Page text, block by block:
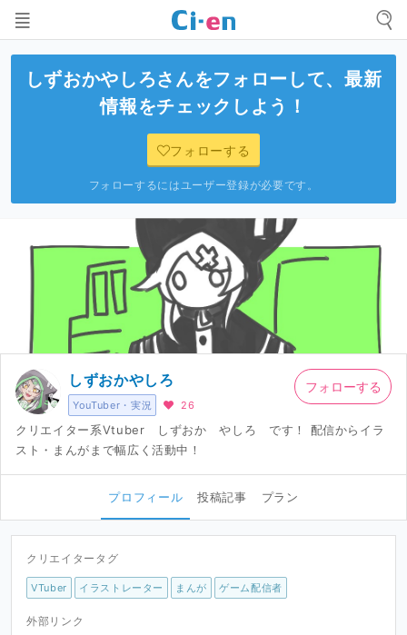
しずおかやしろさんをフォローして、最新
情報をチェックしよう！
フォローする
フォローするにはユーザー登録が必要です。
YouTuber・実況
しずおかやしろ
26
クリエイター系Vtuber しずおか やしろ です！ 配信からイラ
スト・まんがまで幅広く活動中！
フォローする
プロフィール 投稿記事 プラン
クリエイタータグ
VTuber イラストレーター まんが ゲーム配信者
外部リンク